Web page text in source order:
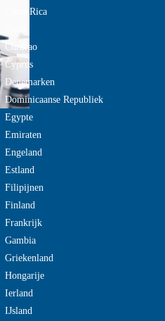
Costa Rica
Curacao
Cyprus
Denemarken
Dominicaanse Republiek
Egypte
Emiraten
Engeland
Estland
Filipijnen
Finland
Frankrijk
Gambia
Griekenland
Hongarije
Ierland
IJsland